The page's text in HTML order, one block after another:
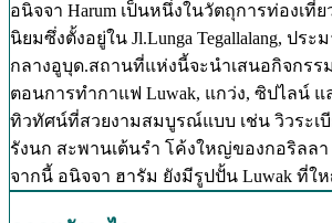
อนิจจา Harum เป็นหนึ่งในวัตถุการท่องเที่ย
นิยมซึ่งตั้งอยู่ใน Jl.Lunga Tegallalang, ปร
กลางอูบุด.สถานที่แห่งนี้จะนำเสนอกิจกร
ตอนการทำกาแฟ Luwak, แกว่ง, ซิปไลน์
ทิวทัศน์ที่สวยงามสมบูรณ์แบบ เช่น วิวระเ
รังนก สะพานเต้นรำ โค้งใหญ่ของกอริลล
จากนี้ อนิจจา ฮารัม ยังมีรูปปั้น Luwak ที่ใ